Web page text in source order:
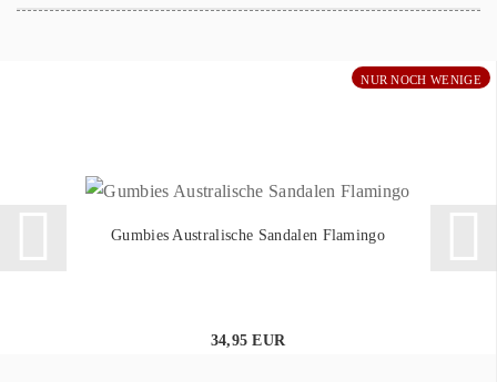
NUR NOCH WENIGE
Gumbies Australische Sandalen Flamingo
34,95 EUR